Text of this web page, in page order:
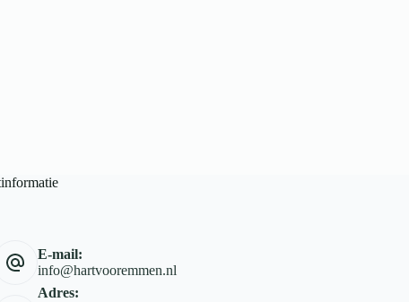
E-mail:
info@hartvooremmen.nl
Adres: